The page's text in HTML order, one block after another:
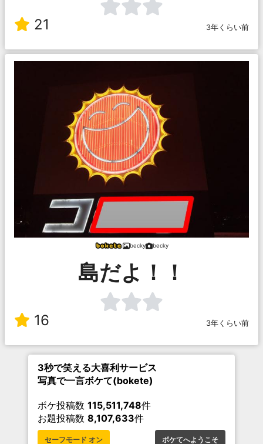
21 3年くらい前
becky becky
島だよ！！
16 3年くらい前
3秒で笑える大喜利サービス
写真で一言ボケて(bokete)
ボケ投稿数 115,511,748件
お題投稿数 8,107,633件
セーフモード オン ボケてへようこそ